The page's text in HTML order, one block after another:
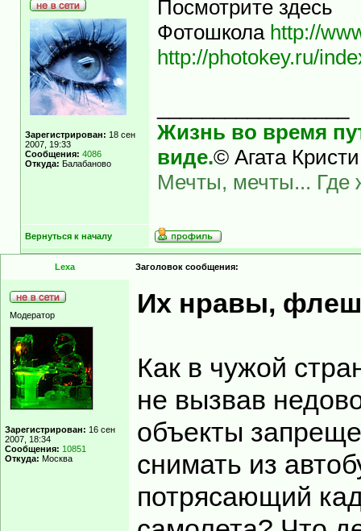
Зарегистрирован: 18 сен
2007, 19:33
Сообщения: 4086
Откуда: Балабаново
Посмотрите здесь
Фотошкола http://
http://photokey.ru/
Жизнь во время
виде.© Агата Кристи
Мечты, мечты... Где
Вернуться к началу
Lexa Заголовок сообщения:
Модератор
Зарегистрирован: 16 сен
2007, 18:34
Сообщения: 10851
Откуда: Москва
Их нравы,
Как в чужой
не вызвав
объекты
снимать из
потрясающий